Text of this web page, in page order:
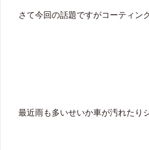
さて今回の話題ですがコーティン
最近雨も多いせいか車が汚れたり